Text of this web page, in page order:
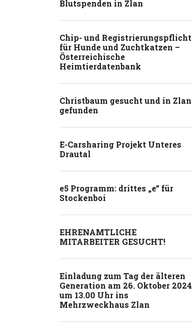
Blutspenden in Zlan
Chip- und Registrierungspflicht
für Hunde und Zuchtkatzen –
Österreichische
Heimtierdatenbank
Christbaum gesucht und in Zlan
gefunden
E-Carsharing Projekt Unteres
Drautal
e5 Programm: drittes „e“ für
Stockenboi
EHRENAMTLICHE
MITARBEITER GESUCHT!
Einladung zum Tag der älteren
Generation am 26. Oktober 2024
um 13.00 Uhr ins
Mehrzweckhaus Zlan